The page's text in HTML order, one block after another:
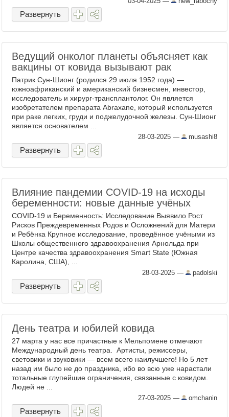
Развернуть
Ведущий онколог планеты объясняет как
вакцины от ковида вызывают рак
Патрик Сун-Шионг (родился 29 июля 1952 года) —
южноафриканский и американский бизнесмен, инвестор,
исследователь и хирург-трансплантолог. Он является
изобретателем препарата Abraxane, который используется
при раке легких, груди и поджелудочной железы. Сун-Шионг
является основателем ...
28-03-2025 — musashi8
Развернуть
Влияние пандемии COVID-19 на исходы
беременности: новые данные учёных
COVID-19 и Беременность: Исследование Выявило Рост
Рисков Преждевременных Родов и Осложнений для Матери
и Ребёнка Крупное исследование, проведённое учёными из
Школы общественного здравоохранения Арнольда при
Центре качества здравоохранения Smart State (Южная
Каролина, США), ...
28-03-2025 — padolski
Развернуть
День театра и юбилей ковида
27 марта у нас все причастные к Мельпомене отмечают
Международный день театра. Артисты, режиссеры,
световики и звуковики — всем всего наилучшего! Но 5 лет
назад им было не до праздника, ибо во всю уже нарастали
тотальные глупейшие ограничения, связанные с ковидом.
Людей не ...
27-03-2025 — omchanin
Развернуть